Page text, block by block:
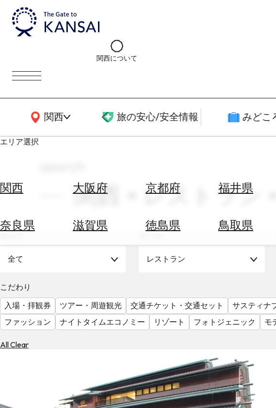
関西について
関西
関西広域MAP 旅の安心/安全情報 みどこ
エリア選択
関西 大阪府 京都府 福井県
奈良県 滋賀県 徳島県 鳥取県
ホ
す
替
を
調
べ
天
関西 × レストラン
全て レストラン
こだわり
入場・拝観券
ツアー・周遊観光 交通チケット・交通セット サスティナ
ファッション
ナイトタイムエコノミー リゾート フォトジェニック モ
All Clear